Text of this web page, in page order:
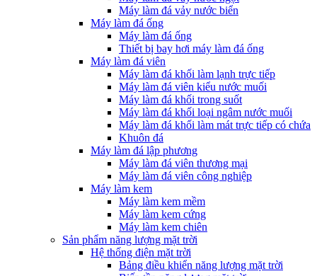
Máy làm đá vảy nước biển
Máy làm đá ống
Máy làm đá ống
Thiết bị bay hơi máy làm đá ống
Máy làm đá viên
Máy làm đá khối làm lạnh trực tiếp
Máy làm đá viên kiểu nước muối
Máy làm đá khối trong suốt
Máy làm đá khối loại ngâm nước muối
Máy làm đá khối làm mát trực tiếp có chứa
Khuôn đá
Máy làm đá lập phương
Máy làm đá viên thương mại
Máy làm đá viên công nghiệp
Máy làm kem
Máy làm kem mềm
Máy làm kem cứng
Máy làm kem chiên
Sản phẩm năng lượng mặt trời
Hệ thống điện mặt trời
Bảng điều khiển năng lượng mặt trời